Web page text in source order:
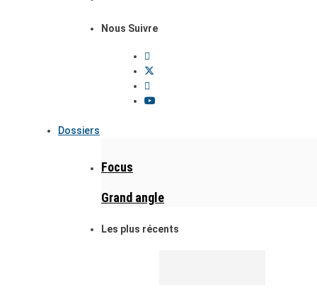
Nous Suivre
Dossiers
Focus
Grand angle
Les plus récents